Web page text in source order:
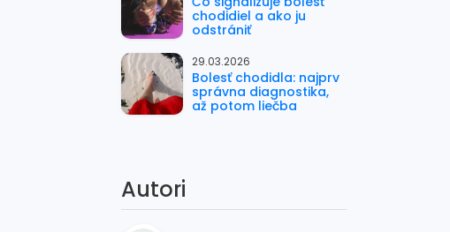
chodidiel a ako ju
odstrániť
29.03.2026
Bolesť chodidla: najprv
správna diagnostika,
až potom liečba
Autori